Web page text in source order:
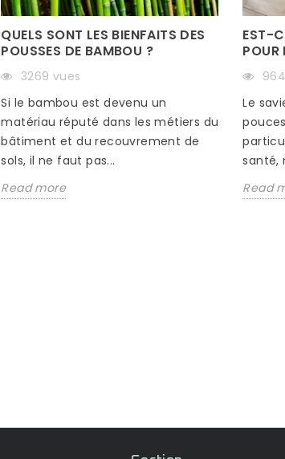
QUELS SONT LES BIENFAITS DES
POUSSES DE BAMBOU ?
3269 vues
Si le bambou est devenu un
matériau réputé dans les métiers du
bâtiment et du recouvrement de
sols, il ne faut pas...
Read more
EST-
POUR
Le
santé,
Read